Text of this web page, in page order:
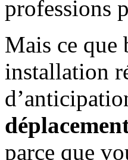
professions
Mais ce que
installation
parce que